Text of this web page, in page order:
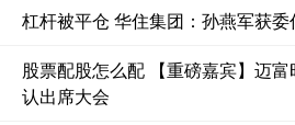
杠杆被平仓 华住集团：孙燕军获
股票配股怎么配 【重磅嘉宾】迈
认出席大会